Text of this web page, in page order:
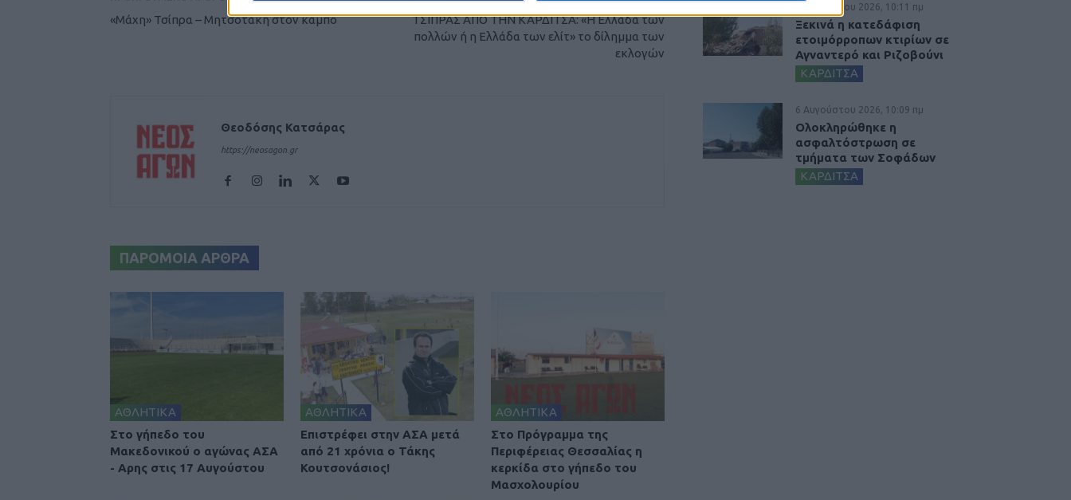
«Μάχη» Τσίπρα – Μητσοτάκη στον κάμπο
ΤΣΙΠΡΑΣ ΑΠΟ ΤΗΝ ΚΑΡΔΙΤΣΑ: «Η Ελλάδα των
πολλών ή η Ελλάδα των ελίτ» το δίλημμα των
εκλογών
Θεοδόσης Κατσάρας
https://neosagon.gr
ΠΑΡΟΜΟΙΑ ΑΡΘΡΑ
ΑΘΛΗΤΙΚΑ
Στο γήπεδο του
Μακεδονικού ο αγώνας ΑΣΑ
- Αρης στις 17 Αυγούστου
ΑΘΛΗΤΙΚΑ
Επιστρέφει στην ΑΣΑ μετά
από 21 χρόνια ο Τάκης
Κουτσονάσιος!
ΑΘΛΗΤΙΚΑ
Στο Πρόγραμμα της
Περιφέρειας Θεσσαλίας η
κερκίδα στο γήπεδο του
Μασχολουρίου
6 Αυγούστου 2026, 10:11 πμ
Ξεκινά η κατεδάφιση
ετοιμόρροπων κτιρίων σε
Αγναντερό και Ριζοβούνι
ΚΑΡΔΙΤΣΑ
6 Αυγούστου 2026, 10:09 πμ
Ολοκληρώθηκε η
ασφαλτόστρωση σε
τμήματα των Σοφάδων
ΚΑΡΔΙΤΣΑ